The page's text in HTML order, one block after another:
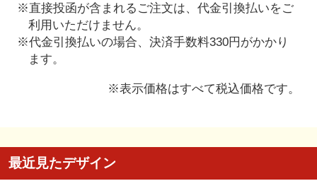
※直接投函が含まれるご注文は、代金引換払いをご
利用いただけません。
※代金引換払いの場合、決済手数料330円がかかり
ます。
※表示価格はすべて税込価格です。
最近見たデザイン